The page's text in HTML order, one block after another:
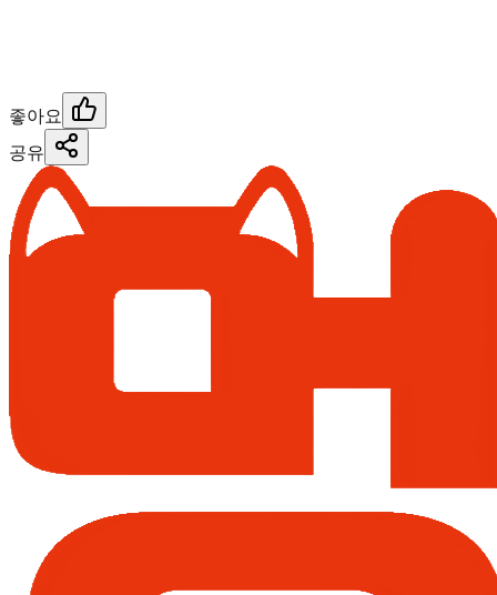
좋아요
공유